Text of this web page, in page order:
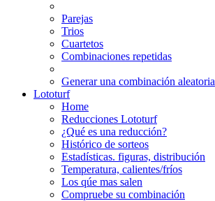
Parejas
Trios
Cuartetos
Combinaciones repetidas
Generar una combinación aleatoria
Lototurf
Home
Reducciones Lototurf
¿Qué es una reducción?
Histórico de sorteos
Estadísticas. figuras, distribución
Temperatura, calientes/fríos
Los qúe mas salen
Compruebe su combinación